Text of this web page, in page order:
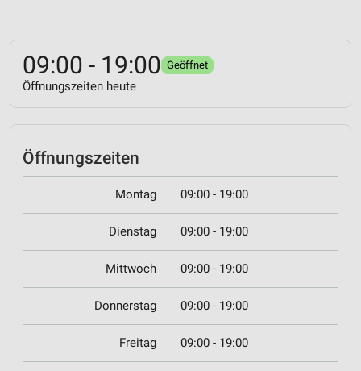
09:00 - 19:00 Geöffnet
Öffnungszeiten heute
Öffnungszeiten
Montag 09:00 - 19:00
Dienstag 09:00 - 19:00
Mittwoch 09:00 - 19:00
Donnerstag 09:00 - 19:00
Freitag 09:00 - 19:00